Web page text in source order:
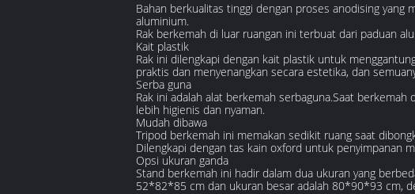
Bahan berkualitas tinggi dengan proses anodising
aluminium.
Rak berkemah di luar ruangan ini terbuat dari paduan
Kait plastik
Rak ini dilengkapi dengan kait plastik untuk
praktis dan menyenangkan secara estetika, dan
Serba guna
Rak ini adalah alat berkemah serbaguna.Saat
lebih higienis dan nyaman.
Mudah dibawa
Tripod berkemah ini memakan sedikit ruang saat
Dilengkapi dengan tas kain oxford untuk penyimpanan
Opsi ukuran ganda
Stand berkemah ini hadir dalam dua ukuran yang
52*82*85 cm dan ukuran besar adalah 80*90*93 cm,